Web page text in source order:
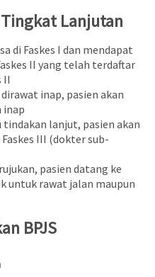
Lanjutan
di Faskes I dan mendapat
II yang telah terdaftar
II
inap, pasien akan
inap
lanjut, pasien akan
III (dokter sub-
pasien datang ke
untuk rawat jalan maupun
BPJS